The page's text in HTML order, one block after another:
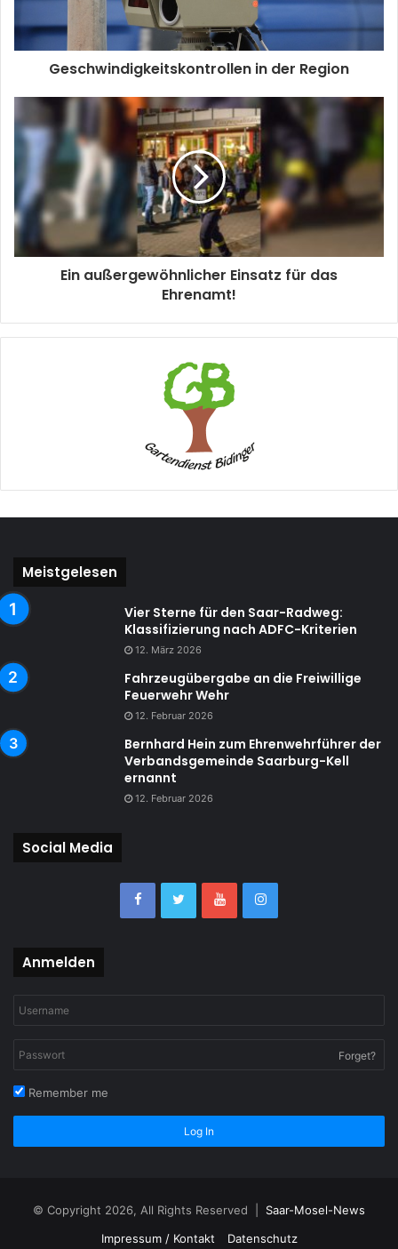
Geschwindigkeitskontrollen in der Region
Ein außergewöhnlicher Einsatz für das
Ehrenamt!
Meistgelesen
Vier Sterne für den Saar-Radweg:
Klassifizierung nach ADFC-Kriterien
12. März 2026
Fahrzeugübergabe an die Freiwillige
Feuerwehr Wehr
12. Februar 2026
Bernhard Hein zum Ehrenwehrführer der
Verbandsgemeinde Saarburg-Kell
ernannt
12. Februar 2026
Social Media
Anmelden
Forget?
Remember me
Log In
© Copyright 2026, All Rights Reserved | Saar-Mosel-News
Impressum / Kontakt
Datenschutz